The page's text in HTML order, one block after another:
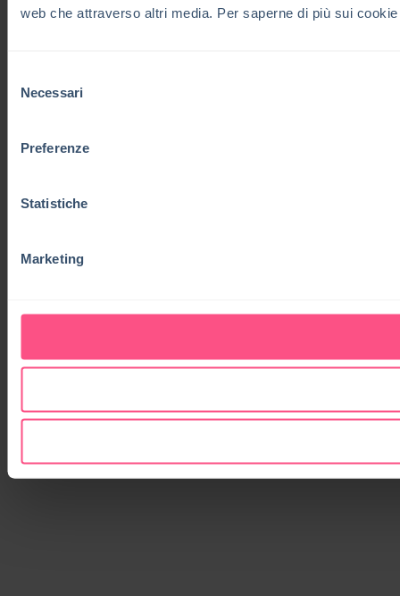
web che attraverso altri media. Per saperne di più sui
delNecessari
Preferenze
Statistiche
Marketing